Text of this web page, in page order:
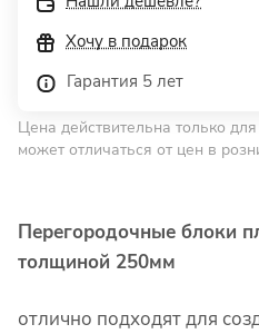
Хочу в подарок
Гарантия 5 лет
Цена действительна только
может отличаться от цен в
Перегородочные блоки
толщиной 250мм
отлично подходят для